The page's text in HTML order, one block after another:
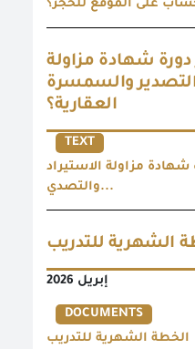
على الموقع للحجز؟
شهادة مزاولة
والسمسرة
العقارية؟
TEXT
مزاولة الاستيراد
والتصدي...
الشهرية للتدريب
إبريل 2026
DOCUMENTS
الخطة الشهرية للتدريب